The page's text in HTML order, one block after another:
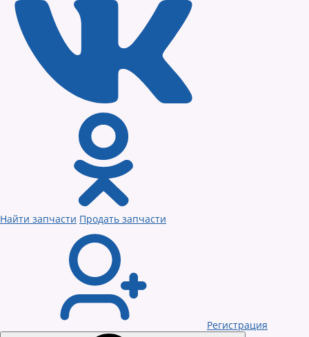
Найти запчасти Продать запчасти
Регистрация